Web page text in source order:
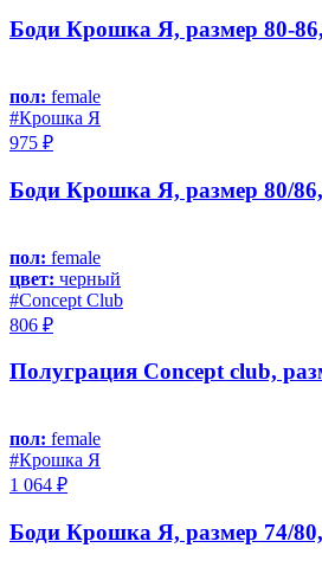
Боди Крошка Я, размер 80-
пол: female
#Крошка Я
975 ₽
Боди Крошка Я, размер 80/
пол: female
цвет: черный
#Concept Club
806 ₽
Полуграция Concept club,
пол: female
#Крошка Я
1 064 ₽
Боди Крошка Я, размер 74/